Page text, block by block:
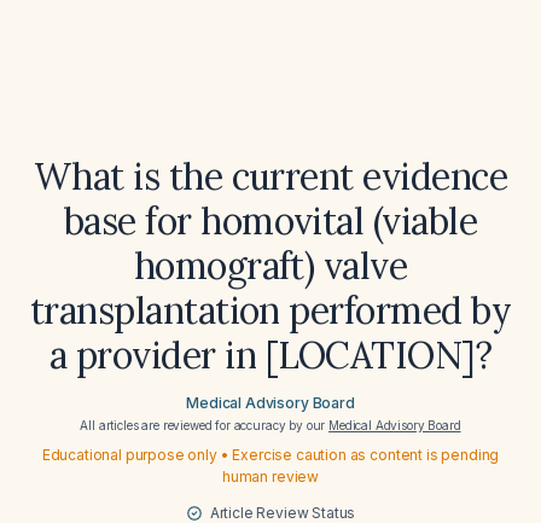
What is the current evidence
base for homovital (viable
homograft) valve
transplantation performed by
a provider in [LOCATION]?
Medical Advisory Board
All articles are reviewed for accuracy by our Medical Advisory Board
Educational purpose only • Exercise caution as content is pending
human review
Article Review Status